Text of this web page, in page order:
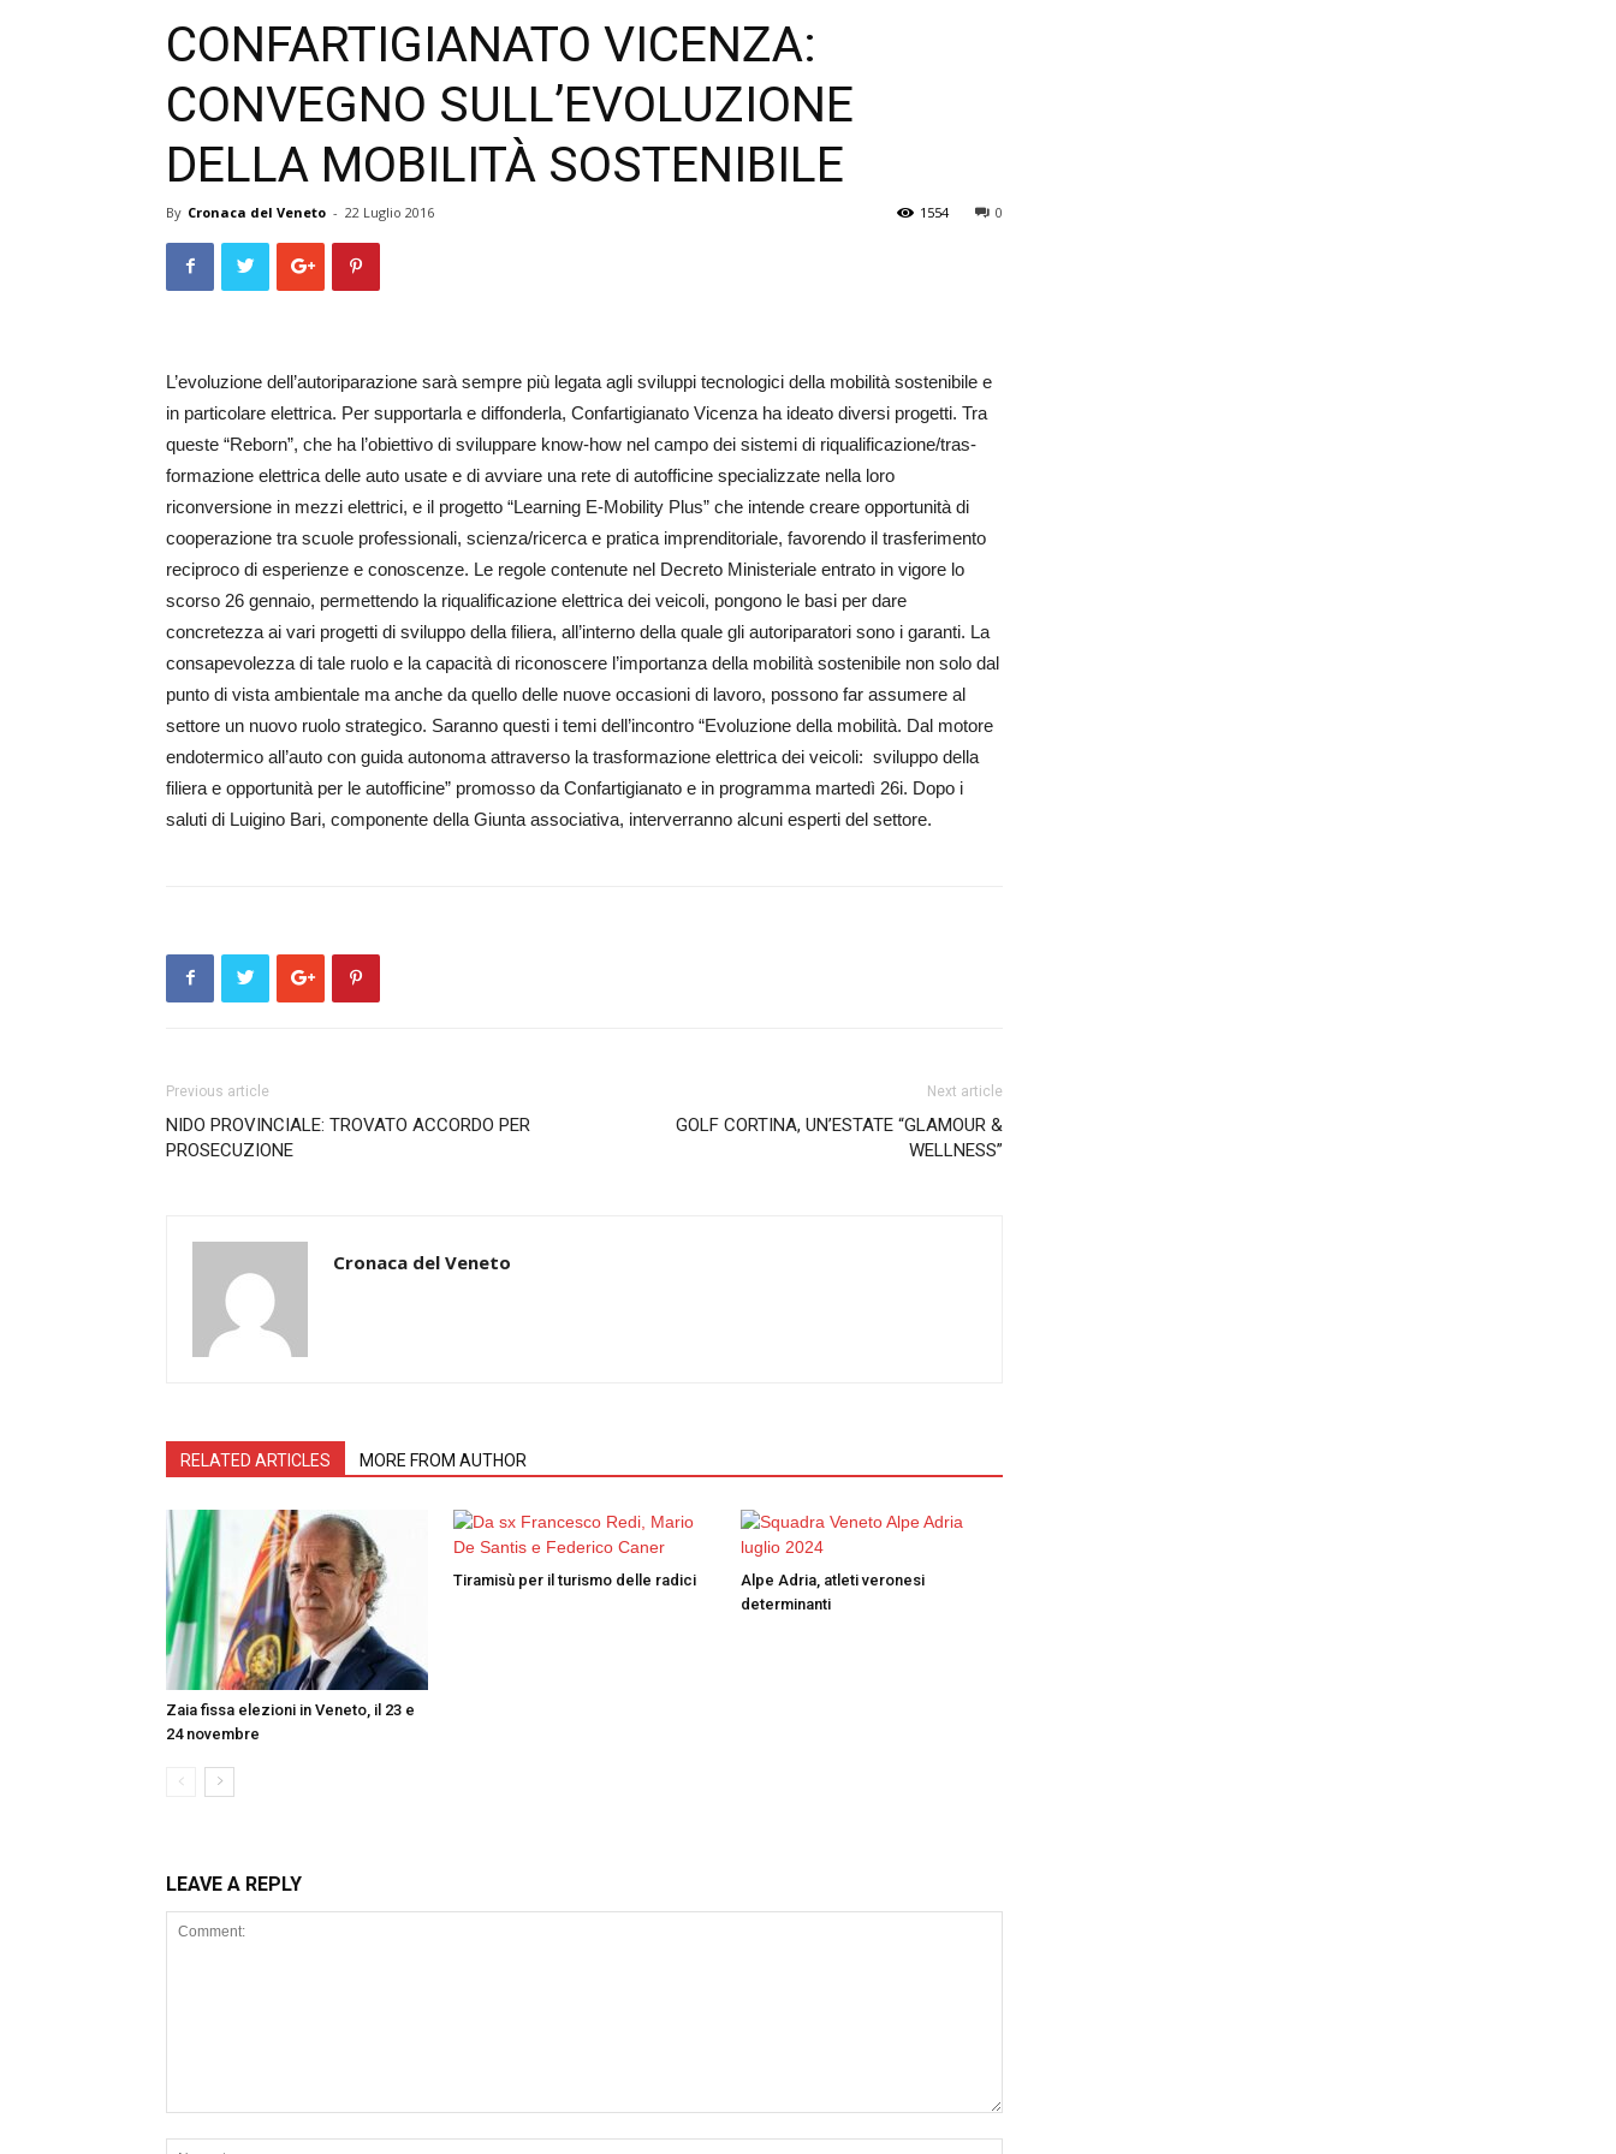
Veneto
CONFARTIGIANATO VICENZA:
CONVEGNO SULL’EVOLUZIONE
DELLA MOBILITÀ SOSTENIBILE
By Cronaca del Veneto - 22 Luglio 2016 0
1554
L’evoluzione dell’autoriparazione sarà sempre più legata agli sviluppi tecnologici della mobilità sostenibile e
in particolare elettrica. Per supportarla e diffonderla, Confar­ti­gia­nato Vicenza ha ideato diversi progetti. Tra
queste “Re­born”, che ha l’obiettivo di sviluppare know-how nel campo dei sistemi di riqualifica­zio­ne/tras­
formazione elettrica delle auto usate e di avviare una rete di autofficine specializzate nella loro
riconversione in mezzi elettrici, e il progetto “Learning E-Mobility Plus” che intende creare opportunità di
cooperazione tra scuole professionali, scienza/ri­cerca e pratica imprenditoriale, favorendo il trasferimento
reciproco di esperienze e conoscenze. Le regole contenute nel Decreto Minist­eriale entrato in vigore lo
scorso 26 gennaio, permettendo la ri­qualificazione elettrica dei veicoli, pongono le basi per dare
concretezza ai vari progetti di sviluppo della filiera, all’interno della quale gli autoriparatori sono i ga­ranti. La
consapevolezza di ta­le ruolo e la capacità di riconoscere l’importanza del­la mobilità sostenibile non solo dal
punto di vista am­bientale ma anche da quello delle nuove occasioni di lavoro, possono far assumere al
settore un nuo­vo ruolo strategico. Saran­no questi i temi dell’incontro “Evolu­zione della mobilità. Dal motore
endotermico all’auto con guida autonoma attraverso la trasformazione elettrica dei veicoli: sviluppo della
filiera e opportunità per le autofficine” promosso da Confartigia­nato e in programma martedì 26i. Dopo i
saluti di Luigino Bari, componente della Giunta associativa, interverranno alcuni esperti del settore.
Previous article
NIDO PROVINCIALE: TROVATO ACCORDO PER
PROSECUZIONE
Next article
GOLF CORTINA, UN’ESTATE “GLAMOUR &
WELLNESS”
Cronaca del Veneto
RELATED ARTICLES MORE FROM AUTHOR
Zaia fissa elezioni in Veneto, il 23 e
24 novembre
Tiramisù per il turismo delle radici
Alpe Adria, atleti veronesi
determinanti
LEAVE A REPLY